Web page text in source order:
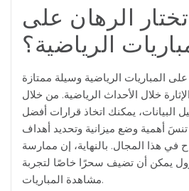
تختار الرهان على
الرياضية؟
على المباريات الرياضية وسيلة ممتازة
خلال الأحداث الرياضية. من خلال
البيانات، يمكنك اتخاذ قرارات أفضل
أهمية وضع ميزانية وتحديد أهداف
في هذا المجال. بالنهاية، إن ممارسة
يمكن أن تضيف سحرًا خاصًا لتجربة
مشاهدة المباريات.